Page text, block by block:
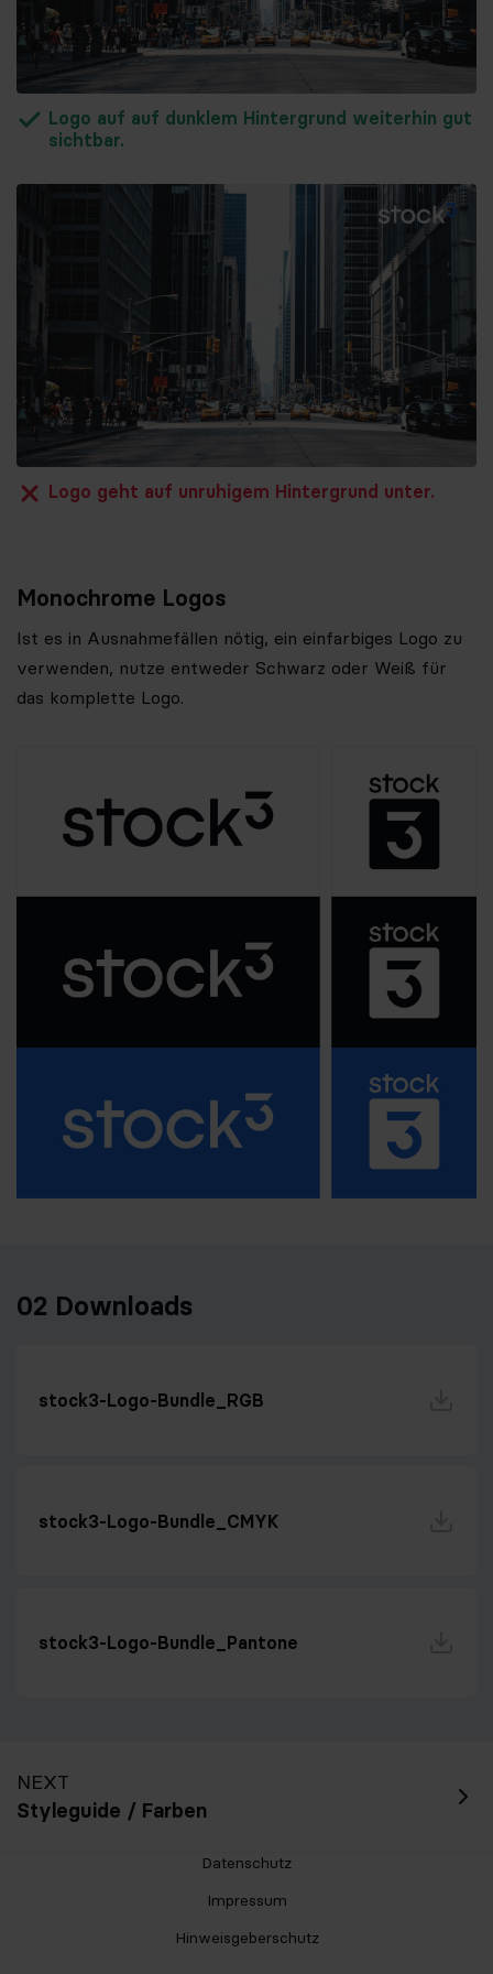
Logo auf auf dunklem Hintergrund weiterhin gut
sichtbar.
Logo geht auf unruhigem Hintergrund unter.
Monochrome Logos
Ist es in Ausnahmefällen nötig, ein einfarbiges Logo zu
verwenden, nutze entweder Schwarz oder Weiß für
das komplette Logo.
02 Downloads
stock3-Logo-Bundle_RGB
stock3-Logo-Bundle_CMYK
stock3-Logo-Bundle_Pantone
NEXT
Styleguide / Farben
Datenschutz
Impressum
Hinweisgeberschutz